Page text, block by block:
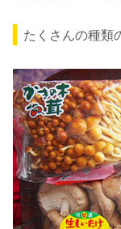
たくさんの種類